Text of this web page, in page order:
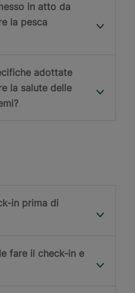
in atto da
la pesca
adottate
la salute delle
in prima di
fare il check-in e